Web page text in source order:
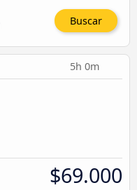
Buscar
5h 0m
$69.000